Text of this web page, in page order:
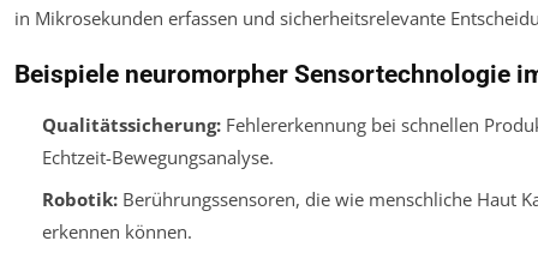
in Mikrosekunden erfassen und sicherheitsrelevante
Beispiele neuromorpher Sensortechnologie
Qualitätssicherung:Fehlererkennung bei schnellen
Echtzeit-Bewegungsanalyse.
Robotik:Berührungssensoren, die wie menschliche Haut
erkennen können.